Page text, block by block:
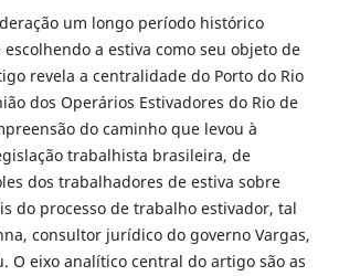
um longo período histórico
escolhendo a estiva como seu objeto de
revela a centralidade do Porto do Rio
dos Operários Estivadores do Rio de
do caminho que levou à
trabalhista brasileira, de
dos trabalhadores de estiva sobre
do processo de trabalho estivador, tal
consultor jurídico do governo Vargas,
O eixo analítico central do artigo são as